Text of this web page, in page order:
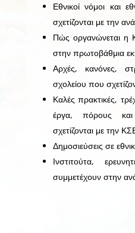
Εθνικοί νόμοι και
σχετίζονται με την
Πώς οργανώνεται η
στην πρωτοβάθμια
Αρχές, κανόνες,
σχολείου που
Καλές πρακτικές,
έργα, πόρους
σχετίζονται με την
Δημοσιεύσεις σε
Ινστιτούτα,
συμμετέχουν στην